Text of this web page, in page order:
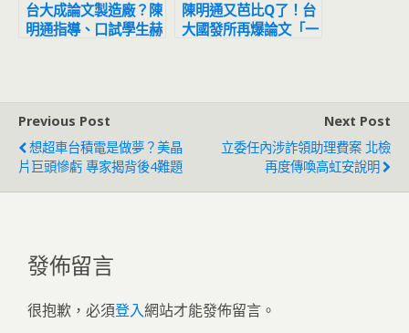
台大成論文製造廠？陳
明通指導、口試學生赫
陳明通又芭比Q了！台
大國發所再爆論文「一
Previous Post
想超車台積電是做夢？美晶
片巨頭慘虧 專家揭背後4難題
Next Post
立委任內涉詐領助理費案 北檢
再度傳喚高虹安說明
發佈留言
很抱歉，必須登入網站才能發佈留言。